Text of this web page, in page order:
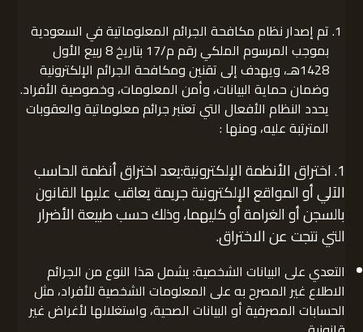
تم إصدار نظام مكافحة الجرائم المعلوماتية في السعودية
بموجب المرسوم الملكي رقم م/17 بتاريخ 8 ربيع الأول
1428هـ، ويهدف إلى تقنين ومكافحة الجرائم الإلكترونية
وضمان حماية البيانات، وأمن المعلومات، وخصوصية الأفراد.
يحدد النظام الأفعال التي تعتبر جرائم معلوماتية والعقوبات
المترتبة عليه، ومنها :
1. اختراق الأنظمة الإلكترونية:يعد اختراق أنظمة الحاسب
الآلي أو المواقع الإلكترونية جريمة يعاقب عليها القانون
بالسجن أو الغرامة أو كليهما، وذلك حسب طبيعة الأضرار
التي نتجت عن الاختراق.
التعدي على البيانات الشخصية: يشمل هذا النوع من الجرائم
الاطلاع غير المصرح به على المعلومات الشخصية للأفراد، مثل
الحسابات المصرفية أو البيانات الصحية، واستغلالها لأغراض غير